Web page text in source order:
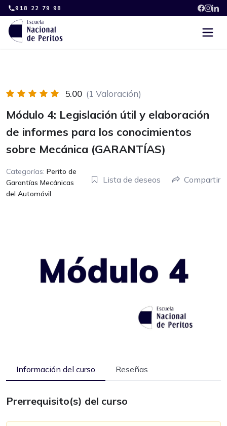
Skip
to
content
918 22 79 98
5.00 (1 Valoración)
Módulo 4: Legislación útil y elaboración
de informes para los conocimientos
sobre Mecánica (GARANTÍAS)
Categorías: Perito de
Garantías Mecánicas
del Automóvil
Lista de deseos Compartir
Información del curso Reseñas
Prerrequisito(s) del curso